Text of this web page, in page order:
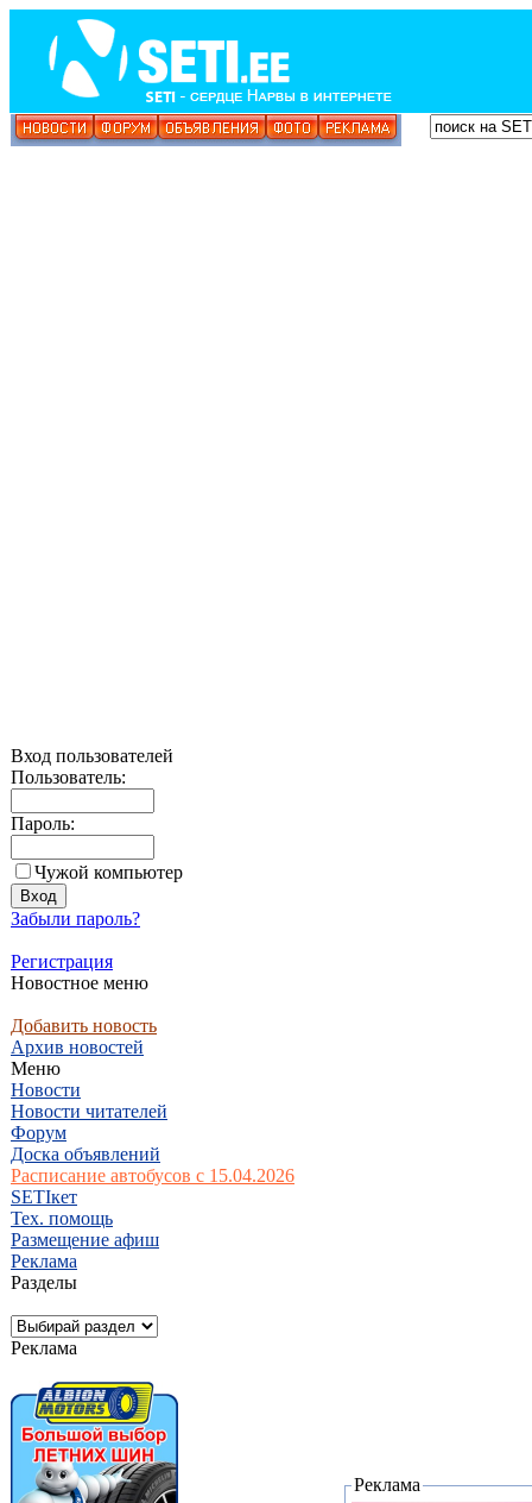
Вход пользователей
Пользователь:
Пароль:
Чужой компьютер
Забыли пароль?
Регистрация
Новостное меню
Добавить новость
Архив новостей
Меню
Новости
Новости читателей
Форум
Доска объявлений
Расписание автобусов с 15.04.2026
SETIкет
Тех. помощь
Размещение афиш
Реклама
Разделы
Реклама
Реклама